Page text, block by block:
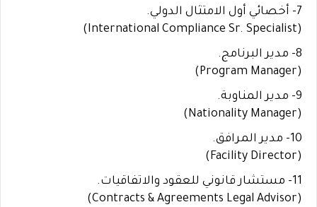
7- أخصائي أول الامتثال الدولي.
(International Compliance Sr. Specialist)
8- مدير البرنامج.
(Program Manager)
9- مدير المناوبة.
(Nationality Manager)
10- مدير المرافق.
(Facility Director)
11- مستشار قانوني للعقود والاتفاقيات.
(Contracts & Agreements Legal Advisor)